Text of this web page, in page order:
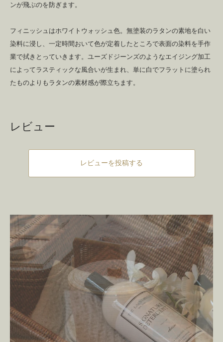
ンが飛ぶのを防ぎます。
フィニッシュはホワイトウォッシュ色。無塗装のラタンの素地を白い
染料に浸し、一定時間おいて色が定着したところで表面の染料を手作
業で拭きとっていきます。ユーズドジーンズのようなエイジング加工
によってラスティックな風合いが生まれ、単に白でフラットに塗られ
たものよりもラタンの素材感が際立ちます。
レビュー
レビューを投稿する